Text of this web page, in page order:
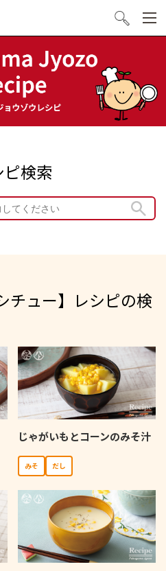
検索
ピ検索
チュー】レシピの検
じゃがいもとコーンのみそ汁
みそ だし